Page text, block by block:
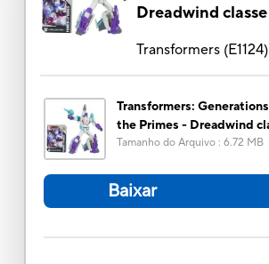
Dreadwind
Transformers(E1124)
Transformers:
the Primes - Dreadwind
Tamanho do Arquivo: 6.72 MB
Baixar